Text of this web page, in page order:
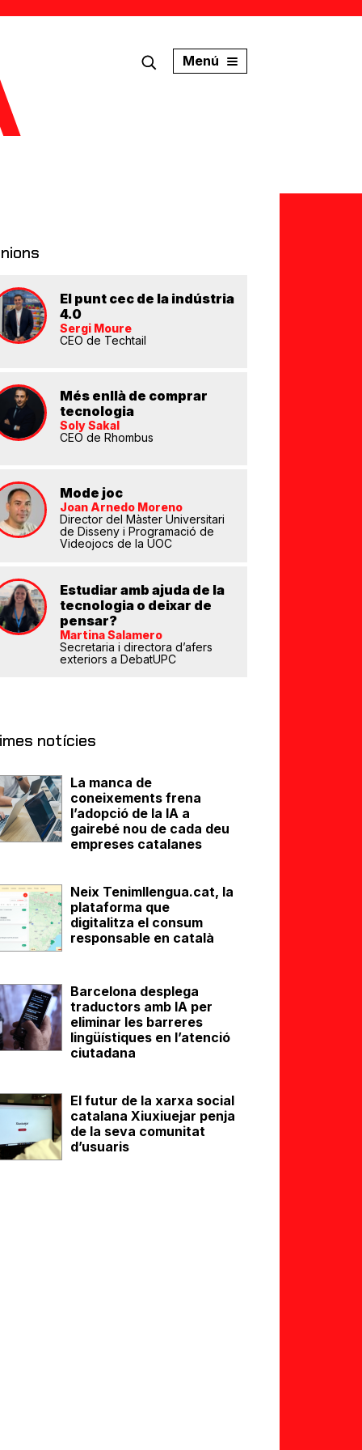
Menú
El punt cec de la indústria
4.0
Sergi Moure
CEO de Techtail
Més enllà de comprar
tecnologia
Soly Sakal
CEO de Rhombus
Mode joc
Joan Arnedo Moreno
Director del Màster Universitari
de Disseny i Programació de
Videojocs de la UOC
Estudiar amb ajuda de la
tecnologia o deixar de
pensar?
Martina Salamero
Secretaria i directora d’afers
exteriors a DebatUPC
notícies
La manca de
coneixements frena
l’adopció de la IA a
gairebé nou de cada deu
empreses catalanes
Neix Tenimllengua.cat, la
plataforma que
digitalitza el consum
responsable en català
Barcelona desplega
traductors amb IA per
eliminar les barreres
lingüístiques en l’atenció
ciutadana
El futur de la xarxa social
catalana Xiuxiuejar penja
de la seva comunitat
d’usuaris